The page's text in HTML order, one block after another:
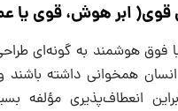
ابر هوش، قوی یا
هوشمند به گونه‌ای
انسان همخوانی داشته باشند
انعطاف‌پذیری مؤلفه